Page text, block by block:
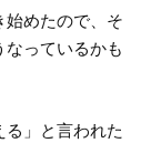
始めたので、そ
っているかも
」と言われた